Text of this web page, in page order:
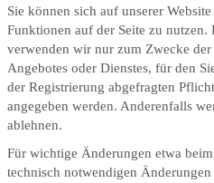
Sie können sich auf unserer
Funktionen auf der Seite zu nutzen.
verwenden wir nur zum Zwecke
Angebotes oder Dienstes, für den
der Registrierung abgefragten
angegeben werden. Anderenfalls
ablehnen.
Für wichtige Änderungen etwa
technisch notwendigen